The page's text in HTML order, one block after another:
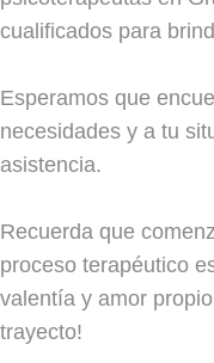
cualificados para
Esperamos que
necesidades y a tu
asistencia.
Recuerda que
proceso terapéutico
valentía y amor
trayecto!